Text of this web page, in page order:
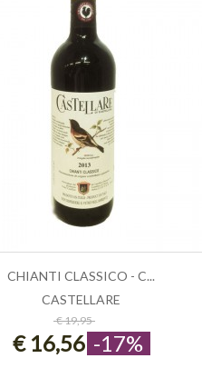
ESAURITO
CHIANTI CLASSICO - C...
CASTELLARE
€ 19,95
€ 16,56 -17%